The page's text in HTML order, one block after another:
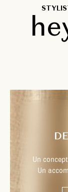
Un
Un